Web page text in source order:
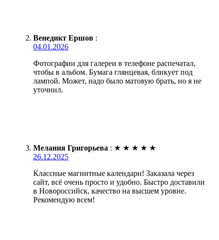
Венедикт Ершов :
04.01.2026
Фотографии для галереи в телефоне распечатал,
чтобы в альбом. Бумага глянцевая, бликует под
лампой. Может, надо было матовую брать, но я не
уточнил.
Мелания Григорьева : ★ ★ ★ ★ ★
26.12.2025
Классные магнитные календари! Заказала через
сайт, всё очень просто и удобно. Быстро доставили
в Новороссийск, качество на высшем уровне.
Рекомендую всем!